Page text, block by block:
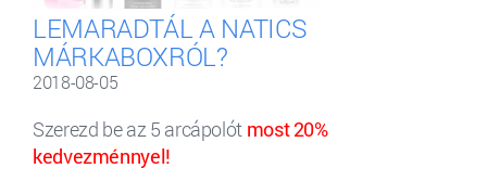
LEMARADTÁL A NATICS
MÁRKABOXRÓL?
2018-08-05
Szerezd be az 5 arcápolót most 20%
kedvezménnyel!